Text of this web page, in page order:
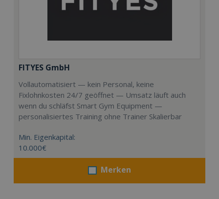
FITYES GmbH
Vollautomatisiert — kein Personal, keine
Fixlohnkosten 24/7 geöffnet — Umsatz läuft auch
wenn du schläfst Smart Gym Equipment —
personalisiertes Training ohne Trainer Skalierbar
Min. Eigenkapital:
10.000€
Merken